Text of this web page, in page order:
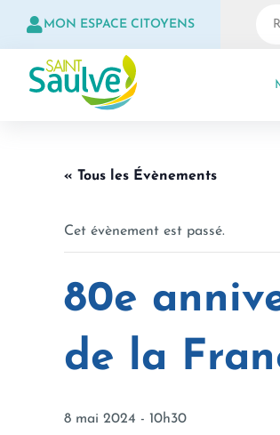
MON ESPACE CITOYENS
« Tous les Évènements
Cet évènement est passé.
80e
de la
8 mai 2024 - 10h30